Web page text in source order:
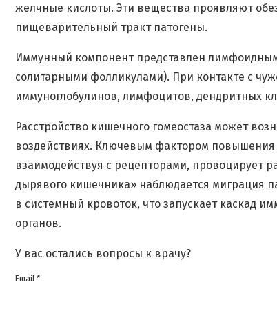
желчные кислоты. Эти вещества проявляют
пищеварительный тракт патогены.
Иммунный компонент представлен
солитарными фолликулами). При контакте с
иммуноглобулинов, лимфоцитов, дендритных
Расстройство кишечного гомеостаза может
воздействиях. Ключевым фактором повышения
взаимодействуя с рецепторами, провоцирует
дырявого кишечника» наблюдается миграция
в системный кровоток, что запускает каскад
органов.
У вас остались вопросы к врачу?
Email *